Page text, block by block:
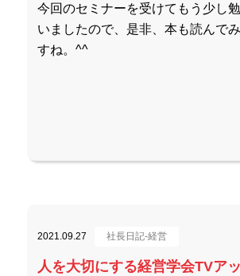
今回のセミナーを受けてもう少し
いましたので、是非、本も読んで
すね。^^
2021.09.27 社長日記-経営
人を大切にする経営学会TVア